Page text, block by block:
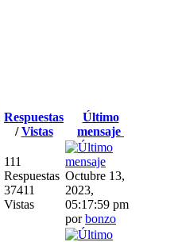
Respuestas
/Vistas
Último
mensaje
111
Respuestas
37411
Vistas
Octubre 13,
2023,
05:17:59 pm
porbonzo